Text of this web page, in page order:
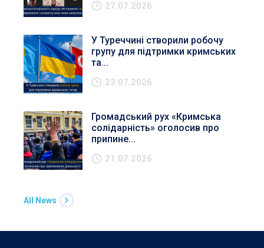
27.07.2026
У Туреччині створили робочу
групу для підтримки кримських
та...
23.07.2026
Громадський рух «Кримська
солідарність» оголосив про
припине...
21.07.2026
All News